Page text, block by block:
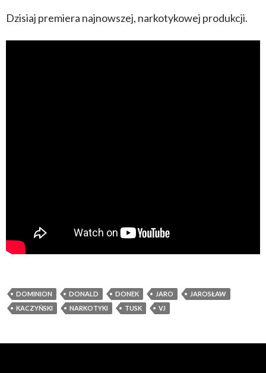
Dzisiaj premiera najnowszej, narkotykowej produkcji.
DOMINION DONALD DONEK JARO
JAROSŁAW
KACZYŃSKI
NARKOTYKI TUSK VJ